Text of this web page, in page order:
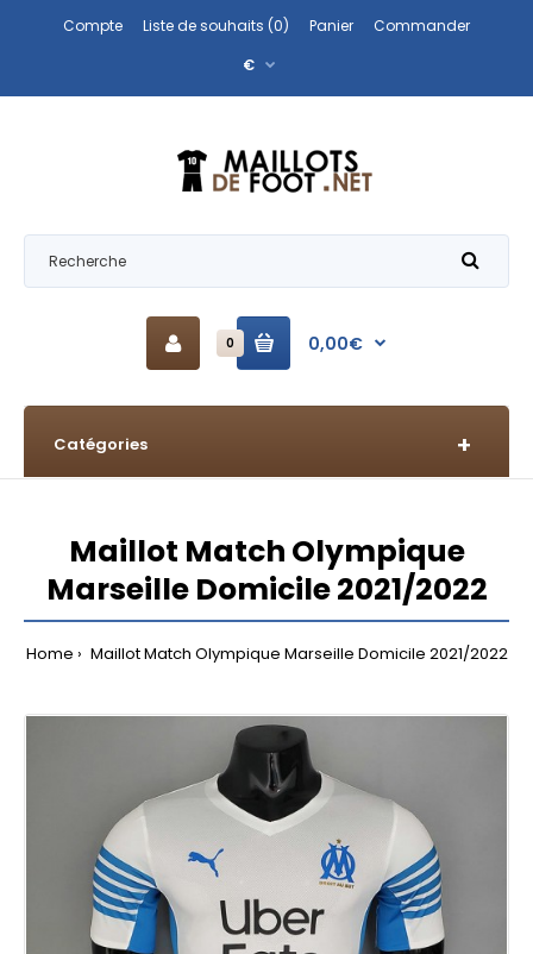
Compte Liste de souhaits (0) Panier
Commander
€
0 0,00€
Catégories
Maillot Match Olympique
Marseille Domicile 2021/2022
Home Maillot Match Olympique Marseille Domicile 2021/2022